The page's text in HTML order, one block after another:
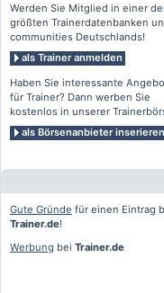
Werden Sie Mitglied in einer
größten Trainerdatenbanken
communities Deutschlands!
als Trainer anmelden
Haben Sie interessante
für Trainer? Dann werben Sie
kostenlos in unserer
als Börsenanbieter inserieren
Gute Gründe für einen Eintrag
Trainer.de!
Werbung bei Trainer.de